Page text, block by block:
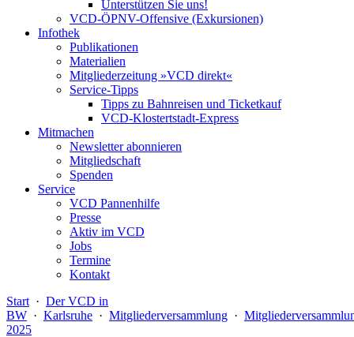
Unterstützen Sie uns!
VCD-ÖPNV-Offensive (Exkursionen)
Infothek
Publikationen
Materialien
Mitgliederzeitung »VCD direkt«
Service-Tipps
Tipps zu Bahnreisen und Ticketkauf
VCD-Klostertstadt-Express
Mitmachen
Newsletter abonnieren
Mitgliedschaft
Spenden
Service
VCD Pannenhilfe
Presse
Aktiv im VCD
Jobs
Termine
Kontakt
Start · Der VCD in
BW · Karlsruhe · Mitgliederversammlung ·
2025